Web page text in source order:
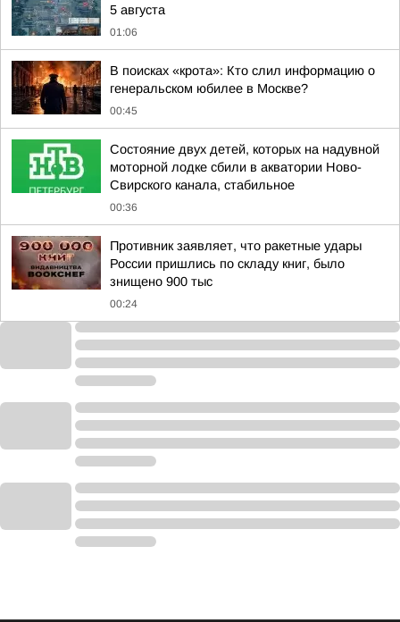
5 августа
01:06
В поисках «крота»: Кто слил информацию о
генеральском юбилее в Москве?
00:45
Состояние двух детей, которых на надувной
моторной лодке сбили в акватории Ново-
Свирского канала, стабильное
00:36
Противник заявляет, что ракетные удары
России пришлись по складу книг, было
знищено 900 тыс
00:24